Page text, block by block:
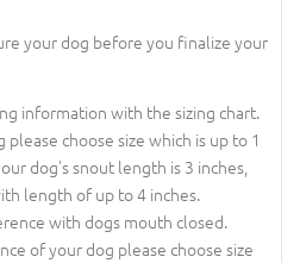
your dog before you finalize your
information with the sizing chart.
choose size which is up to 1
dog's snout length is 3 inches,
length of up to 4 inches.
with dogs mouth closed.
of your dog please choose size